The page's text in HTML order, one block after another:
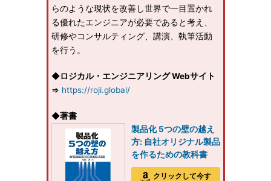
らのような現状を改善し世界で一目置かれ
る優れたエンジニアが必要であると考え、
研修やコンサルティング、講演、執筆活動
を行う。
◆ロジカル・エンジニアリング Webサイト
⇒ https://roji.global/
◆著書
製品化 5つの壁の越え
方: 自社オリジナル製品
を作るための教科書
クリックして今す